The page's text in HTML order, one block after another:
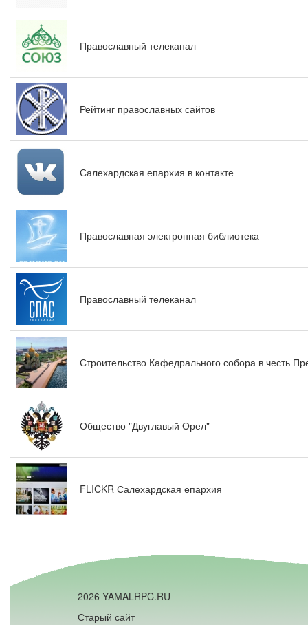
Православный телеканал
Рейтинг православных сайтов
Салехардская епархия в контакте
Православная электронная библиотека
Православный телеканал
Строительство Кафедрального собора в честь
Общество "Двуглавый Орел"
FLICKR Салехардская епархия
2026 YAMALRPC.RU
Старый сайт